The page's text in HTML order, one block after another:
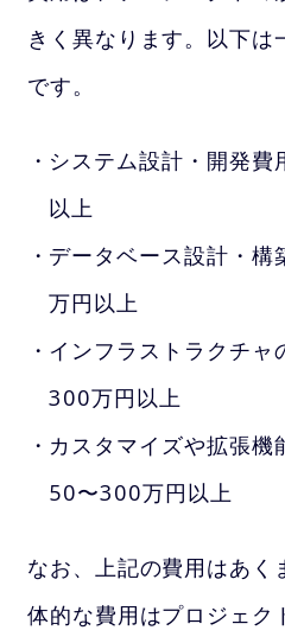
きく異なります。以下は
です。
システム設計・開発
以上
データベース設計・
万円以上
インフラストラクチ
300万円以上
カスタマイズや拡張機
50〜300万円以上
なお、上記の費用はあく
体的な費用はプロジェク